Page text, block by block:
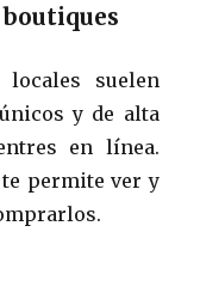
suelen
y de alta
en línea.
permite ver y